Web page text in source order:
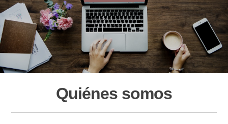
Quiénes somos